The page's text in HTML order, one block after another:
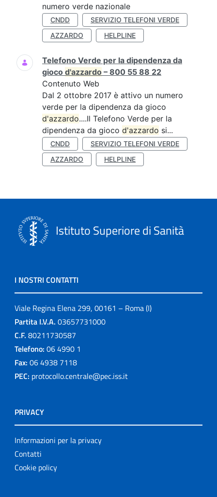
numero verde nazionale
CNDD
SERVIZIO TELEFONI VERDE
AZZARDO
HELPLINE
Telefono Verde per la dipendenza da
gioco d'azzardo – 800 55 88 22
Contenuto Web
Dal 2 ottobre 2017 è attivo un numero
verde per la dipendenza da gioco
d'azzardo....Il Telefono Verde per la
dipendenza da gioco d'azzardo si...
CNDD
SERVIZIO TELEFONI VERDE
AZZARDO
HELPLINE
Istituto Superiore di Sanità
I NOSTRI CONTATTI
Viale Regina Elena 299, 00161 – Roma (I)
Partita I.V.A. 03657731000
C.F. 80211730587
Telefono: 06 4990 1
Fax: 06 4938 7118
PEC: protocollo.centrale@pec.iss.it
PRIVACY
Informazioni per la privacy
Contatti
Cookie policy